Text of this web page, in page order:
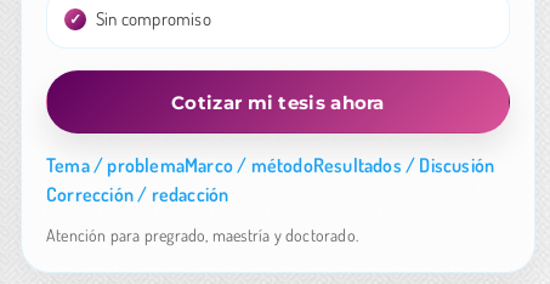
Sin compromiso
Cotizar mi tesis ahora
Tema / problemaMarco / métodoResultados / Discusión
Corrección / redacción
Atención para pregrado, maestría y doctorado.